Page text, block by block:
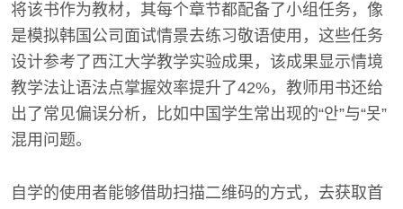
将该书作为教材，其每个章节都配备了小组任务，像
是模拟韩国公司面试情景去练习敬语使用，这些任务
设计参考了西江大学教学实验成果，该成果显示情境
教学法让语法点掌握效率提升了42%，教师用书还给
出了常见偏误分析，比如中国学生常出现的“안”与“못”
混用问题。
自学的使用者能够借助扫描二维码的方式，去获取首